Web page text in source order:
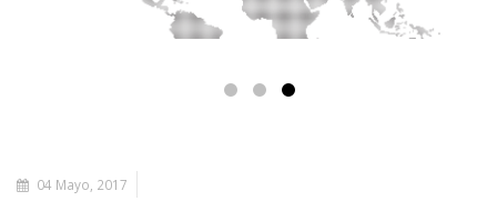
04 Mayo, 2017